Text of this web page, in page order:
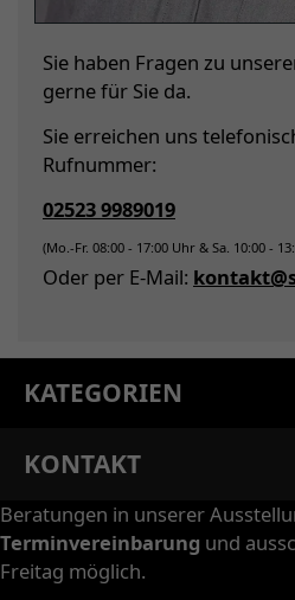
Sie haben Fragen zu
gerne für Sie da.
Sie erreichen uns
Rufnummer:
02523 9989019
(Mo.-Fr. 08:00 - 17:00 Uhr & Sa. 10:00 -
Oder per E-Mail:
KATEGORIEN
KONTAKT
Beratungen in unserer
Terminvereinbarung und
Freitag möglich.